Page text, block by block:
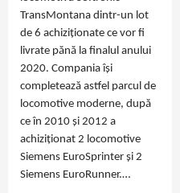
TransMontana dintr-un lot
de 6 achiziționate ce vor fi
livrate pănă la finalul anului
2020. Compania își
completează astfel parcul de
locomotive moderne, după
ce în 2010 și 2012 a
achiziționat 2 locomotive
Siemens EuroSprinter și 2
Siemens EuroRunner.…